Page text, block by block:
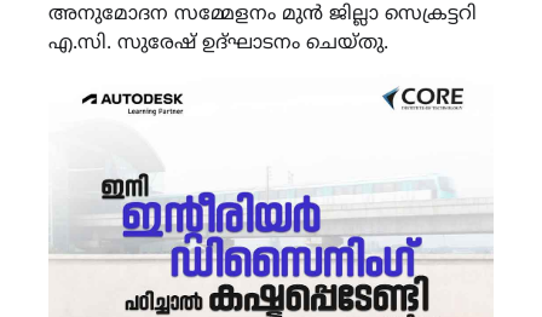
അനുമോദന സമ്മേളനം മുൻ ജില്ലാ സെക്രട്ടറി
എ.സി. സുരേഷ് ഉദ്ഘാടനം ചെയ്തു.